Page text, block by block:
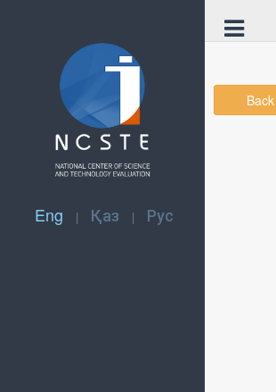
Eng | Қаз | Рус
Back